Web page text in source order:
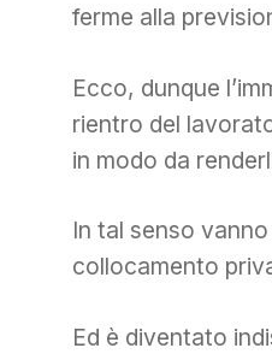
ferme alla
Ecco, dunque
rientro del
in modo da
In tal senso
collocamento
Ed è diventato